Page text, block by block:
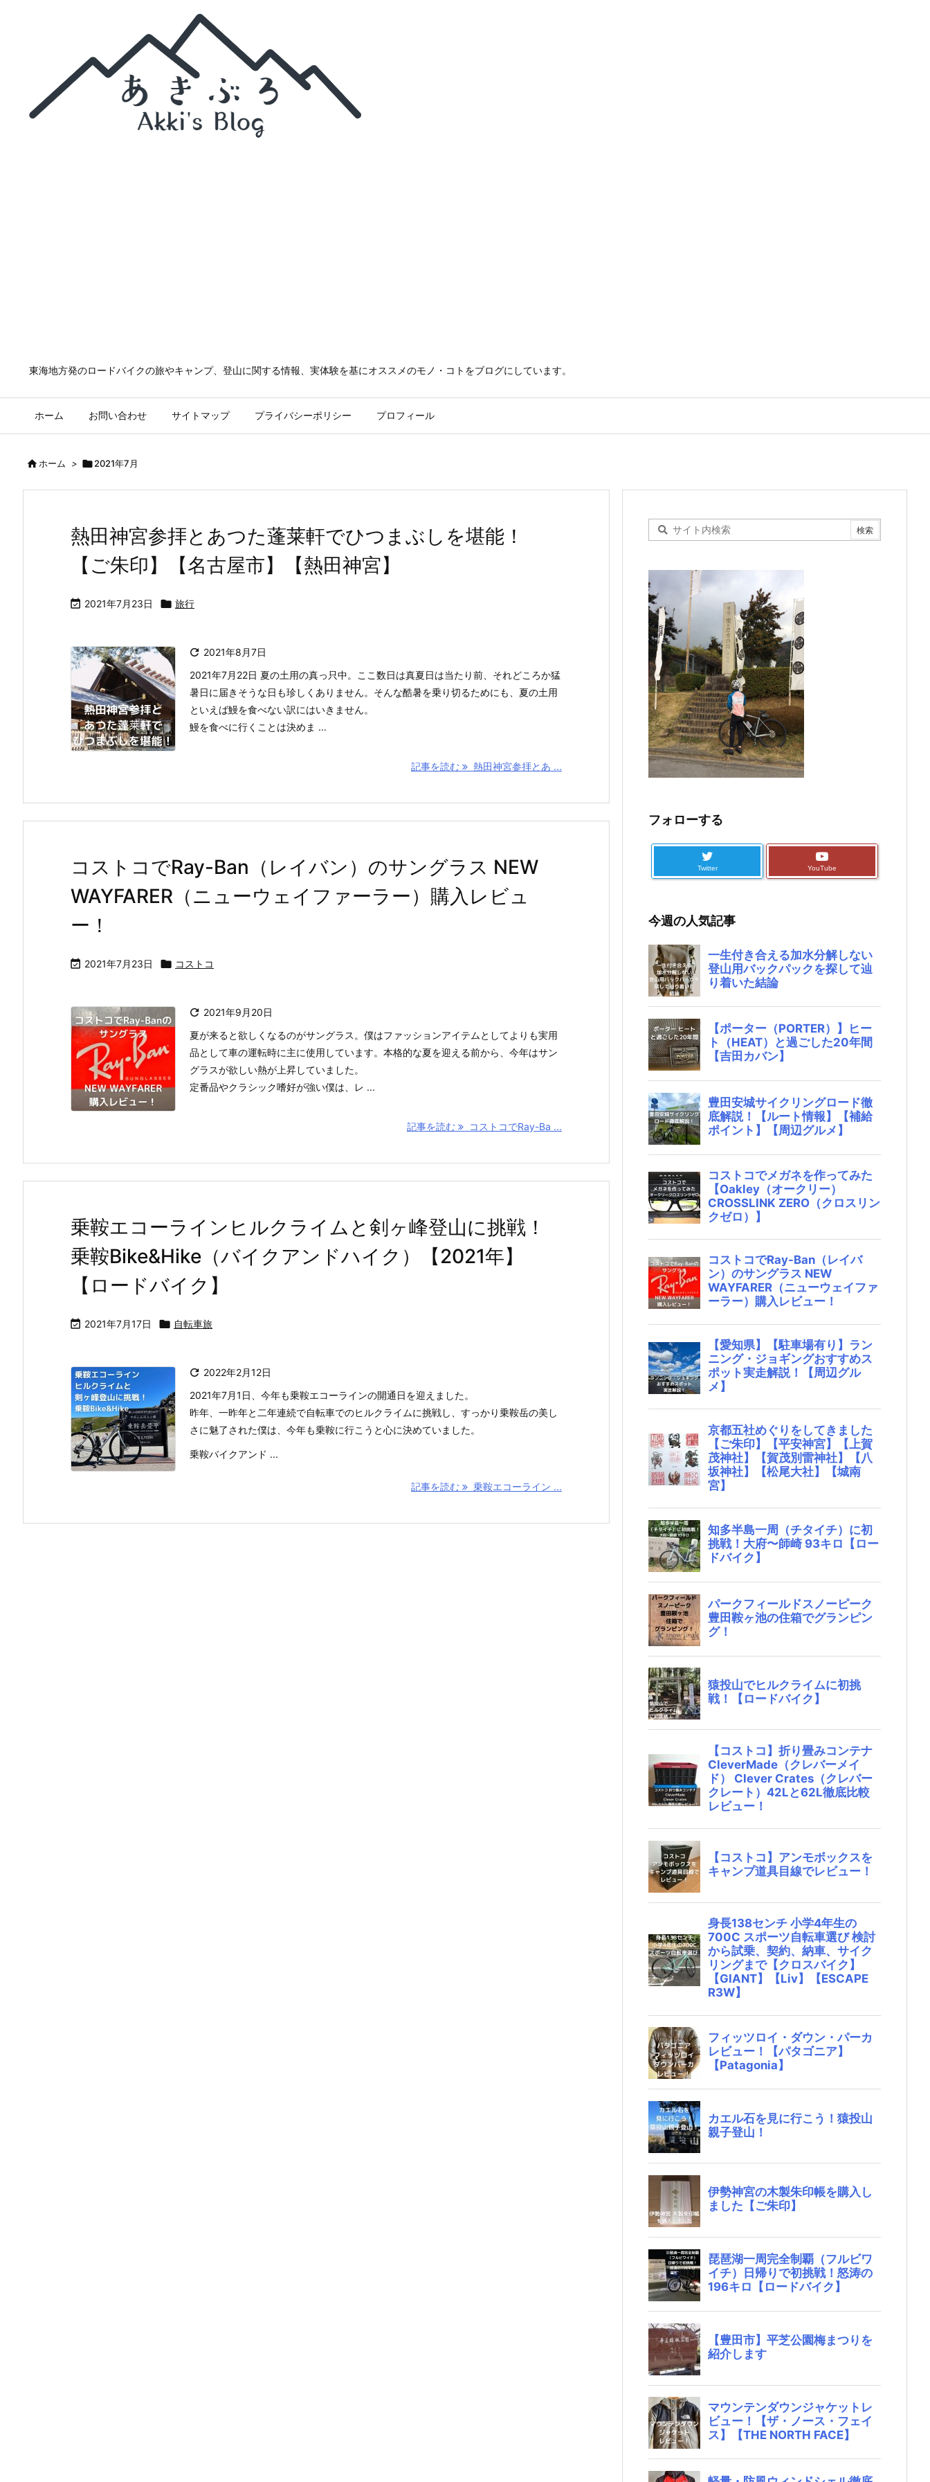
東海地方発のロードバイクの旅やキャンプ、登山に関する情報、実体験を基にオススメのモノ・コトをブログにしています。
ホーム お問い合わせ サイトマップ プライバシーポリシー プロフィール
ホーム > 2021年7月
熱田神宮参拝とあつた蓬莱軒でひつまぶしを堪能！
【ご朱印】【名古屋市】【熱田神宮】
 2021年7月23日  旅行
 2021年8月7日
2021年7月22日 夏の土用の真っ只中。ここ数日は真夏日は当たり前、それどころか猛
暑日に届きそうな日も珍しくありません。そんな酷暑を乗り切るためにも、夏の土用
といえば鰻を食べない訳にはいきません。
鰻を食べに行くことは決めま ...
記事を読む 熱田神宮参拝とあ ...
コストコでRay-Ban（レイバン）のサングラス NEW
WAYFARER（ニューウェイファーラー）購入レビュ
ー！
 2021年7月23日  コストコ
 2021年9月20日
夏が来ると欲しくなるのがサングラス。僕はファッションアイテムとしてよりも実用
品として車の運転時に主に使用しています。本格的な夏を迎える前から、今年はサン
グラスが欲しい熱が上昇していました。
定番品やクラシック嗜好が強い僕は、レ ...
記事を読む コストコでRay-Ba ...
乗鞍エコーラインヒルクライムと剣ヶ峰登山に挑戦！
乗鞍Bike&Hike（バイクアンドハイク）【2021年】
【ロードバイク】
 2021年7月17日  自転車旅
 2022年2月12日
2021年7月1日、今年も乗鞍エコーラインの開通日を迎えました。
昨年、一昨年と二年連続で自転車でのヒルクライムに挑戦し、すっかり乗鞍岳の美し
さに魅了された僕は、今年も乗鞍に行こうと心に決めていました。
乗鞍バイクアンド ...
記事を読む 乗鞍エコーライン ...
フォローする
Twitter YouTube
今週の人気記事